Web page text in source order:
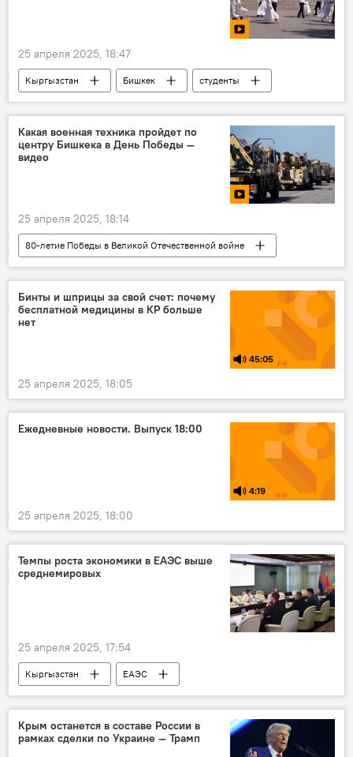
25 апреля 2025, 18:47
Кыргызстан Бишкек
студенты
победа
вальс
танец
80-летие Победы в Великой Отечественной войне
Какая военная техника пройдет по
центру Бишкека в День Победы —
видео
25 апреля 2025, 18:14
80-летие Победы в Великой Отечественной войне
Кыргызстан
День Победы
парад
репетиция
военная техника
Бинты и шприцы за свой счет: почему
бесплатной медицины в КР больше
нет
45:05
25 апреля 2025, 18:05
Ежедневные новости. Выпуск 18:00
4:19
25 апреля 2025, 18:00
Темпы роста экономики в ЕАЭС выше
среднемировых
25 апреля 2025, 17:54
Кыргызстан
ЕАЭС
Кыргызстан в ЕАЭС
экономика
рост
Крым останется в составе России в
рамках сделки по Украине — Трамп